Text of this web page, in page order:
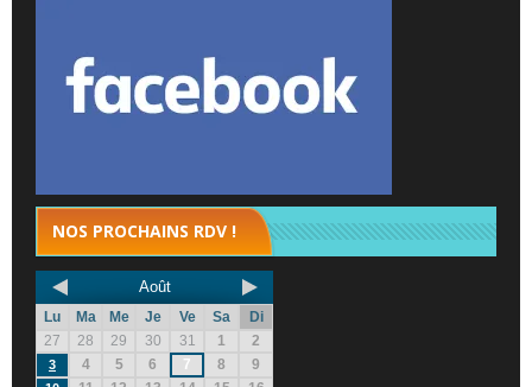
NOS PROCHAINS RDV !
Août
Lu Ma Me Je Ve Sa
Di
27
28 29 30 31 1 2
3 4 5 6 7 8 9